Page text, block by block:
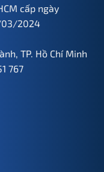
cấp ngày
03/2024
TP. Hồ Chí Minh
767